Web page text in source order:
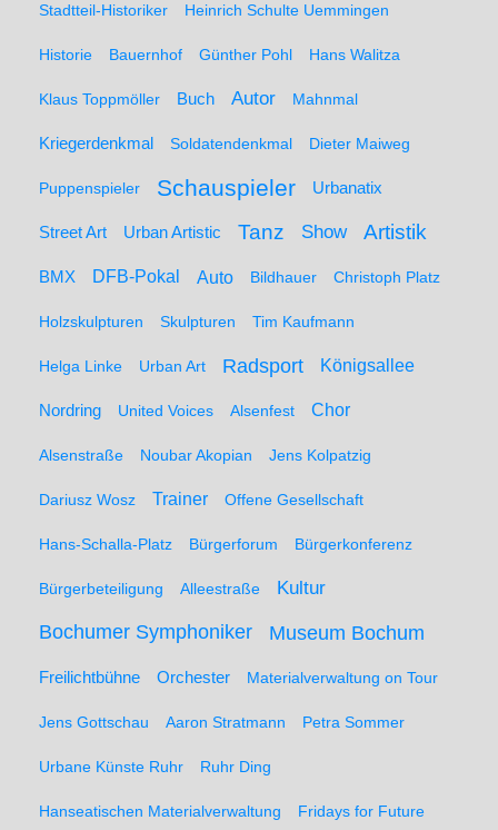
Stadtteil-Historiker Heinrich Schulte Uemmingen
Historie Bauernhof Günther Pohl Hans Walitza
Klaus Toppmöller Buch Autor Mahnmal
Kriegerdenkmal Soldatendenkmal Dieter Maiweg
Puppenspieler Schauspieler Urbanatix
Street Art Urban Artistic Tanz Show Artistik
BMX DFB-Pokal Auto Bildhauer Christoph Platz
Holzskulpturen Skulpturen Tim Kaufmann
Helga Linke Urban Art Radsport Königsallee
Nordring United Voices Alsenfest Chor
Alsenstraße Noubar Akopian Jens Kolpatzig
Dariusz Wosz Trainer Offene Gesellschaft
Hans-Schalla-Platz Bürgerforum Bürgerkonferenz
Bürgerbeteiligung Alleestraße Kultur
Bochumer Symphoniker Museum Bochum
Freilichtbühne Orchester Materialverwaltung on Tour
Jens Gottschau Aaron Stratmann Petra Sommer
Urbane Künste Ruhr Ruhr Ding
Hanseatischen Materialverwaltung Fridays for Future